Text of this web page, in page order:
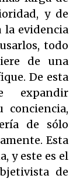
y de
la evidencia
todo
de una
De esta
expandir
de sólo
Esta
y este es el
de